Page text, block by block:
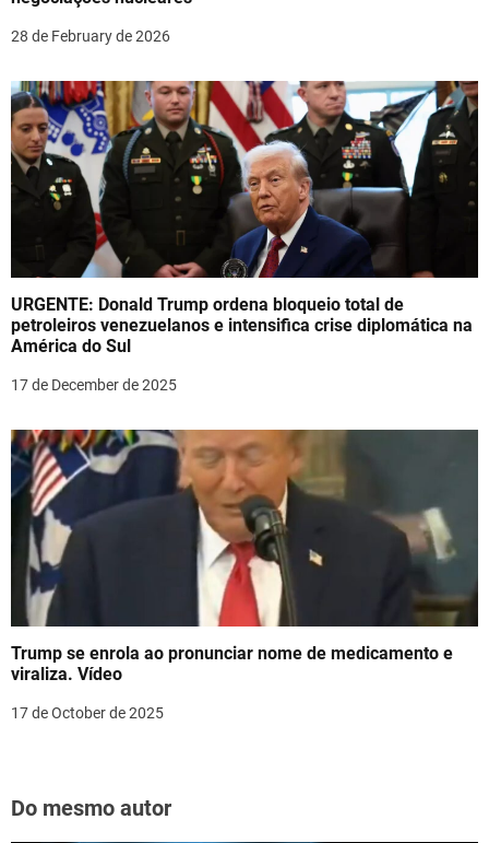
o
n
28 de February de 2026
URGENTE: Donald Trump ordena bloqueio total de
petroleiros venezuelanos e intensifica crise diplomática na
América do Sul
17 de December de 2025
Trump se enrola ao pronunciar nome de medicamento e
viraliza. Vídeo
17 de October de 2025
Do mesmo autor